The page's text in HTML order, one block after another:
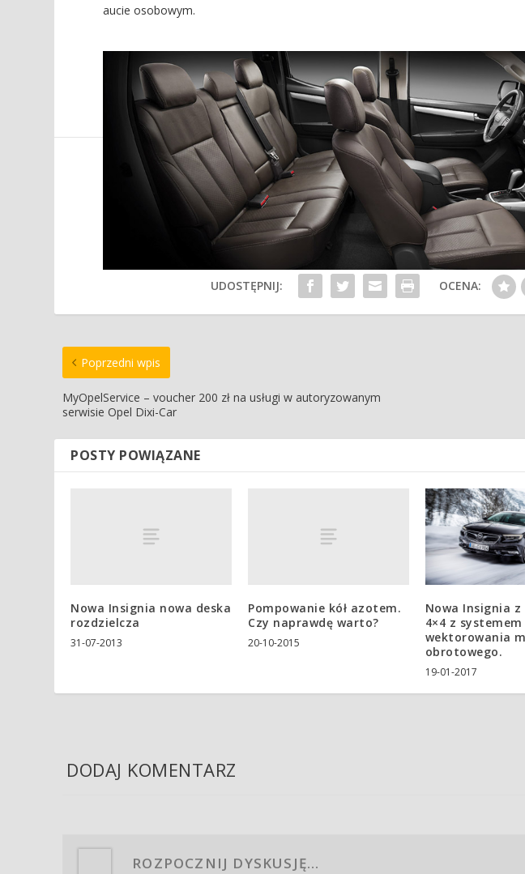
aucie osobowym.
UDOSTĘPNIJ: OCENA:
Poprzedni wpis
MyOpelService – voucher 200 zł na usługi w autoryzowanym
serwisie Opel Dixi-Car
POSTY POWIĄZANE
Nowa Insignia nowa deska
rozdzielcza
31-07-2013
Pompowanie kół azotem.
Czy naprawdę warto?
20-10-2015
Nowa Insignia z
4×4 z systemem
wektorowania
obrotowego.
19-01-2017
DODAJ KOMENTARZ